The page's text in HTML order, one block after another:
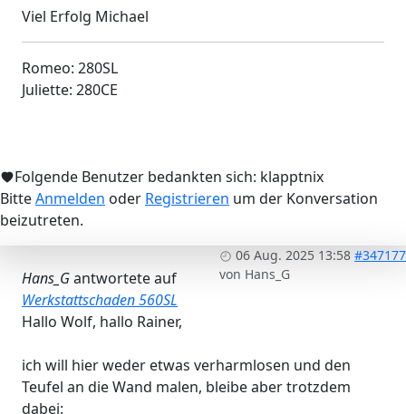
Viel Erfolg Michael
Romeo: 280SL
Juliette: 280CE
Folgende Benutzer bedankten sich: klapptnix
BitteAnmelden oder Registrieren um der Konversation
beizutreten.
06 Aug. 2025 13:58 #347177
von Hans_G
Hans_Gantwortete auf
Werkstattschaden 560SL
Hallo Wolf, hallo Rainer,
ich will hier weder etwas verharmlosen und den
Teufel an die Wand malen, bleibe aber trotzdem
dabei: